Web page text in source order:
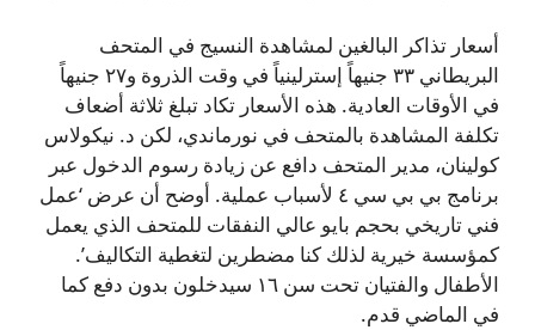
أسعار تذاكر البالغين لمشاهدة النسيج في المتحف
البريطاني ٣٣ جنيهاً إسترلينياً في وقت الذروة و٢٧ جنيهاً
في الأوقات العادية. هذه الأسعار تكاد تبلغ ثلاثة أضعاف
تكلفة المشاهدة بالمتحف في نورماندي، لكن د. نيكولاس
كولينان، مدير المتحف دافع عن زيادة رسوم الدخول عبر
برنامج بي بي سي ٤ لأسباب عملية. أوضح أن عرض ‘عمل
فني تاريخي بحجم بايو عالي النفقات للمتحف الذي يعمل
كمؤسسة خيرية لذلك كنا مضطرين لتغطية التكاليف’.
الأطفال والفتيان تحت سن ١٦ سيدخلون بدون دفع كما
في الماضي قدم.